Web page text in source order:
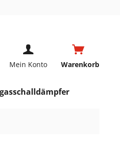
Mein Konto Warenkorb